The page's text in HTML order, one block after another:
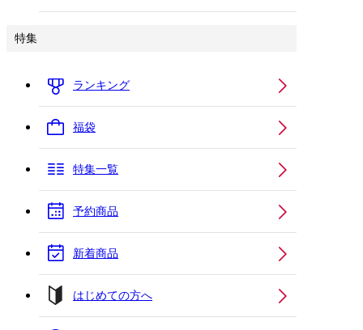
特集
ランキング
福袋
特集一覧
予約商品
新着商品
はじめての方へ